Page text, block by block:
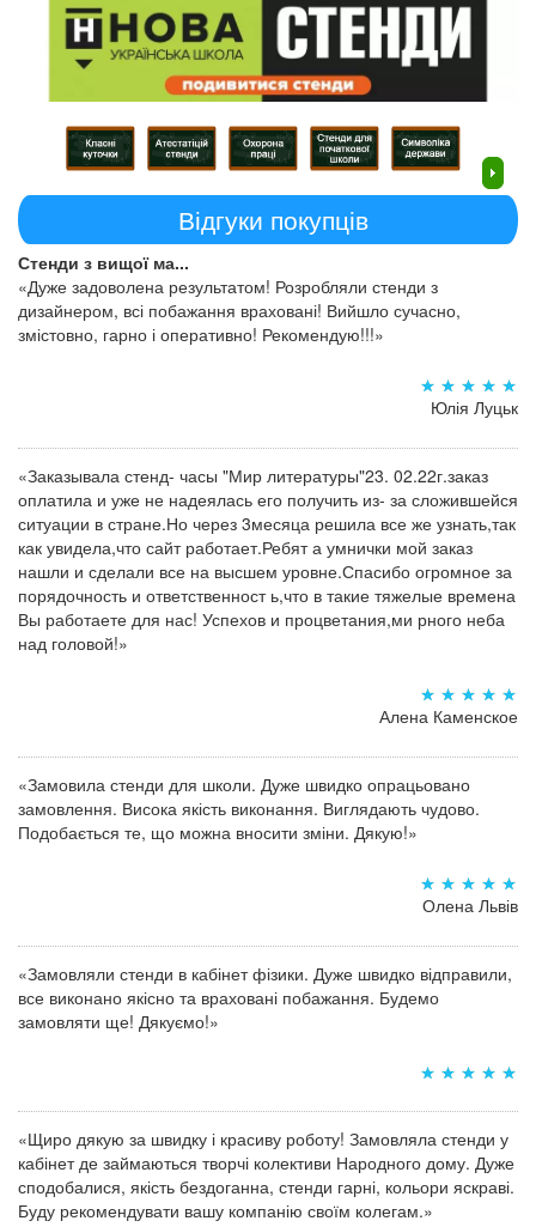
Відгуки покупців
Стенди з вищої ма...
«Дуже задоволена результатом! Розробляли стенди з
дизайнером, всі побажання враховані! Вийшло сучасно,
змістовно, гарно і оперативно! Рекомендую!!!»
Юлія Луцьк
«Заказывала стенд- часы "Мир литературы"23. 02.22г.заказ
оплатила и уже не надеялась его получить из- за сложившейся
ситуации в стране.Но через 3месяца решила все же узнать,так
как увидела,что сайт работает.Ребят а умнички мой заказ
нашли и сделали все на высшем уровне.Спасибо огромное за
порядочность и ответственност ь,что в такие тяжелые времена
Вы работаете для нас! Успехов и процветания,ми рного неба
над головой!»
Алена Каменское
«Замовила стенди для школи. Дуже швидко опрацьовано
замовлення. Висока якість виконання. Виглядають чудово.
Подобається те, що можна вносити зміни. Дякую!»
Олена Львів
«Замовляли стенди в кабінет фізики. Дуже швидко відправили,
все виконано якісно та враховані побажання. Будемо
замовляти ще! Дякуємо!»
«Щиро дякую за швидку і красиву роботу! Замовляла стенди у
кабінет де займаються творчі колективи Народного дому. Дуже
сподобалися, якість бездоганна, стенди гарні, кольори яскраві.
Буду рекомендувати вашу компанію своїм колегам.»